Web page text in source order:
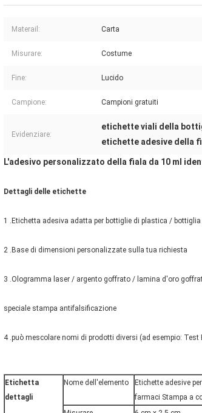
Materail: Carta
Misurare: Costume
Fine: Lucido
Campione: Campioni gratuiti
Evidenziare:
etichette viali della
etichette adesive della
L'adesivo personalizzato della fiala da 10 ml
Dettagli delle etichette
1 .Etichetta adesiva adatta per bottiglie di plastica /
2 .Base di dimensioni personalizzate sulla tua richiesta
3 .Ologramma laser / argento goffrato / lamina d'oro
speciale stampa antifalsificazione
4 .può mescolare nomi di prodotti diversi (ad esempio: Test
Etichetta
dettagli
Nome dell'elemento
Etichette adesive
farmaci Stampa a